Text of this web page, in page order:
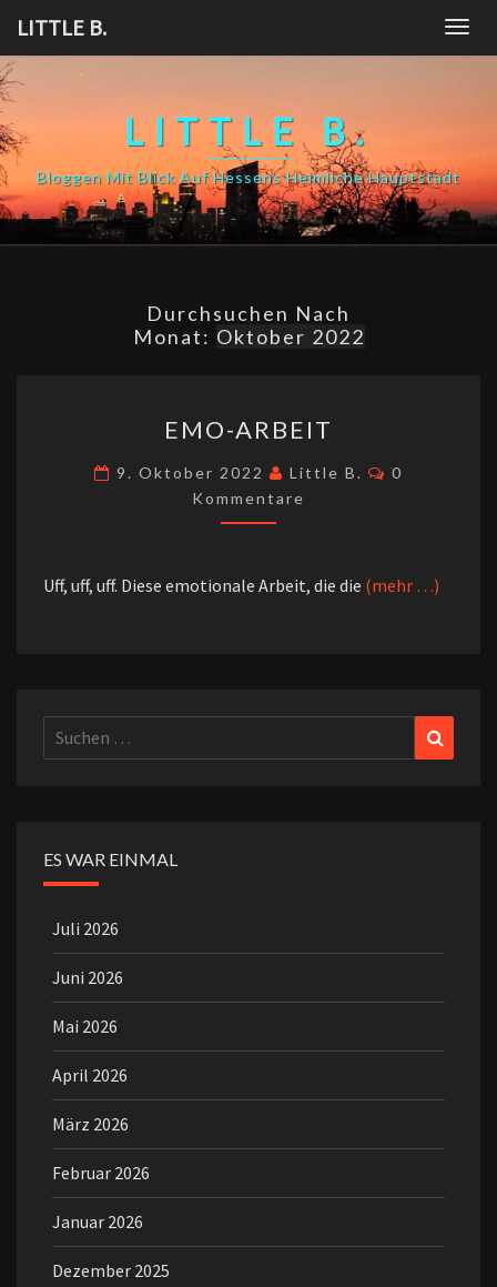
content
LITTLE B.
LITTLE B.
Bloggen Mit Blick Auf Hessens Heimliche Hauptstadt
Durchsuchen Nach
Monat: Oktober 2022
ARBEIT
EMO-ARBEIT
9. Oktober 2022 Little B. Kommentare
0
Kommentare
Uff, uff, uff. Diese emotionale Arbeit, die die (mehr …)
Suchen
nach:
ES WAR EINMAL
Juli 2026
Juni 2026
Mai 2026
April 2026
März 2026
Februar 2026
Januar 2026
Dezember 2025